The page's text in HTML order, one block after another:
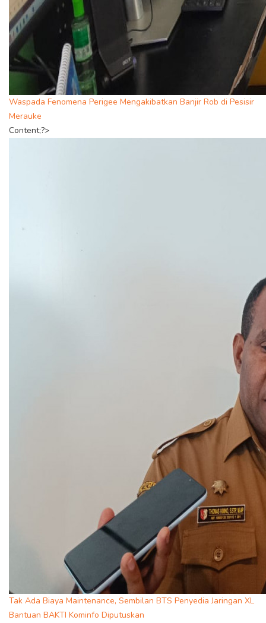
Waspada Fenomena Perigee Mengakibatkan Banjir Rob di Pesisir
Merauke
Content;?>
Tak Ada Biaya Maintenance, Sembilan BTS Penyedia Jaringan XL
Bantuan BAKTI Kominfo Diputuskan